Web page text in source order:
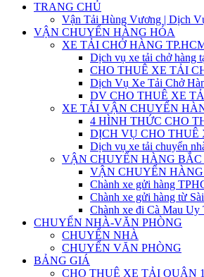
TRANG CHỦ
Vận Tải Hùng Vương | Dịch
VẬN CHUYỂN HÀNG HÓA
XE TẢI CHỞ HÀNG
Dịch vụ xe tải chở hàng
CHO THUÊ XE TẢI
Dịch Vụ Xe Tải Chở
DV CHO THUÊ XE
XE TẢI VẬN CHUYỂN
4 HÌNH THỨC CHO
DỊCH VỤ CHO
Dịch vụ xe tải chuyển
VẬN CHUYỂN HÀNG
VẬN CHUYỂN
Chành xe gửi hàng
Chành xe gửi hàng từ
Chành xe đi Cà Mau Uy
CHUYỂN NHÀ-VĂN PHÒNG
CHUYỂN NHÀ
CHUYỂN VĂN PHÒNG
BẢNG GIÁ
CHO THUÊ XE TẢI QUẬN